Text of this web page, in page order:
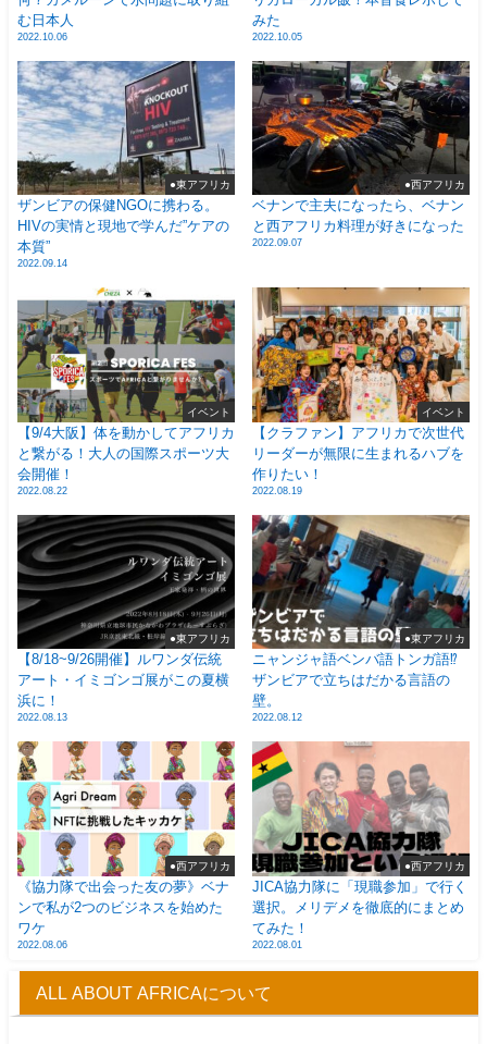
む日本人
2022.10.06
みた
2022.10.05
●東アフリカ
ザンビアの保健NGOに携わる。
HIVの実情と現地で学んだ”ケアの
本質”
2022.09.14
●西アフリカ
ベナンで主夫になったら、ベナン
と西アフリカ料理が好きになった
2022.09.07
イベント
【9/4大阪】体を動かしてアフリカ
と繋がる！大人の国際スポーツ大
会開催！
2022.08.22
イベント
【クラファン】アフリカで次世代
リーダーが無限に生まれるハブを
作りたい！
2022.08.19
●東アフリカ
【8/18~9/26開催】ルワンダ伝統
アート・イミゴンゴ展がこの夏横
浜に！
2022.08.13
●東アフリカ
ニャンジャ語ベンバ語トンガ語⁉
ザンビアで立ちはだかる言語の
壁。
2022.08.12
●西アフリカ
《協力隊で出会った友の夢》ベナ
ンで私が2つのビジネスを始めた
ワケ
2022.08.06
●西アフリカ
JICA協力隊に「現職参加」で行く
選択。メリデメを徹底的にまとめ
てみた！
2022.08.01
ALL ABOUT AFRICAについて